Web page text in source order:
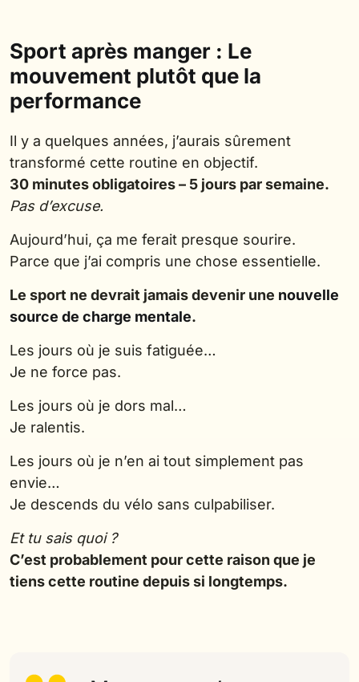
Sport après manger : Le
mouvement plutôt que la
performance
Il y a quelques années, j’aurais sûrement
transformé cette routine en objectif.
30 minutes obligatoires – 5 jours par semaine.
Pas d’excuse.
Aujourd’hui, ça me ferait presque sourire.
Parce que j’ai compris une chose essentielle.
Le sport ne devrait jamais devenir une nouvelle
source de charge mentale.
Les jours où je suis fatiguée…
Je ne force pas.
Les jours où je dors mal…
Je ralentis.
Les jours où je n’en ai tout simplement pas
envie…
Je descends du vélo sans culpabiliser.
Et tu sais quoi ?
C’est probablement pour cette raison que je
tiens cette routine depuis si longtemps.